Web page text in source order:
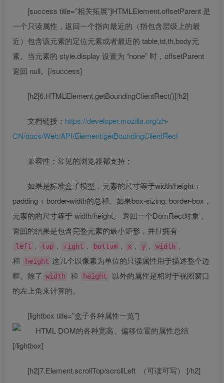
[success title=”相关拓展”]HTMLElement.offsetParent 是
一个只读属性，返回一个指向最近的（指包含层级上的最
近）包含该元素的定位元素或者最近的 table,td,th,body元
素。当元素的 style.display 设置为 “none” 时，offsetParent
返回 null。[/success]
[h2]6.HTMLElement.getBoundingClientRect()[/h2]
文档链接： https://developer.mozilla.org/zh-
CN/docs/Web/API/Element/getBoundingClientRect
兼容性：常见的浏览器都支持；
如果是标准盒子模型，元素的尺寸等于width/height +
padding + border-width的总和。如果box-sizing: border-box，
元素的的尺寸等于 width/height。 返回一个DomRect对象，
返回的结果是包含完整元素的最小矩形，并且拥有
left , top , right , bottom , x , y , width ,
和
height 这几个以像素为单位的只读属性用于描述整个边
框。除了 width 和 height
以外的属性是相对于视图窗口
的左上角来计算的。
[lightbox title=”盒子各种属性一览”]
[/lightbox]
[h2]7.Element.scrollTop/scrollLeft （可读可写） [/h2]